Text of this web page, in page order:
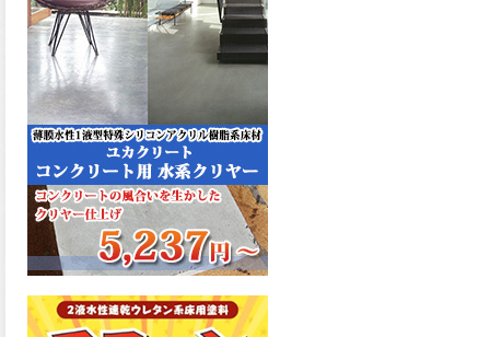
2026.06.30
ウレタン特有の網目構造の反
応塗膜は、強靭で耐衝撃性、
耐擦り傷性、耐摩耗性に優れ
た機能を発揮、フローンフル
トップが新しく販売開始致し
ました。ご購入はこちらか
ら。
2026.06.29
コストを重視しした材料で、
優れた性能と高品質で高度な
防水機能を発揮、フローン12
た。ご購入はこちらから。